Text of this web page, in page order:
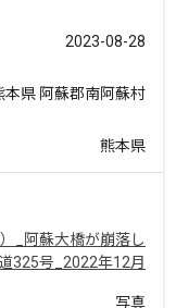
2023-08-28
本県 阿蘇郡南阿蘇村
熊本県
_阿蘇大橋が崩落し
325号_2022年12月
写真